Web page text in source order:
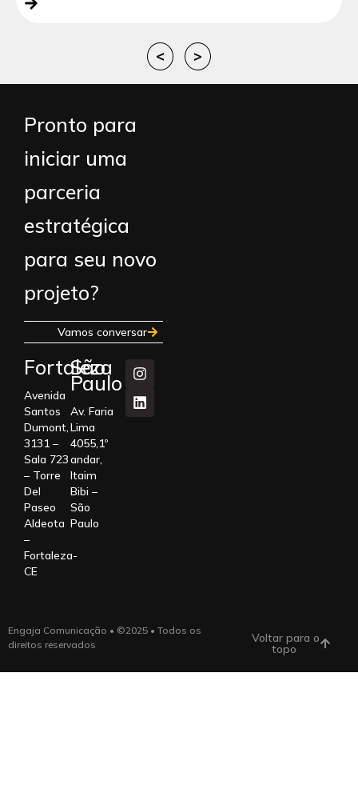
< >
Pronto para
iniciar uma
parceria
estratégica
para seu novo
projeto?
Vamos conversar
Fortaleza
Avenida
Santos
Dumont,
3131 –
Sala 723
– Torre
Del
Paseo
Aldeota
–
Fortaleza-
CE
São
Paulo
Av. Faria
Lima
4055,1º
andar,
Itaim
Bibi –
São
Paulo
Engaja Comunicação • ©2025 • Todos os
direitos reservados
Voltar para o
topo